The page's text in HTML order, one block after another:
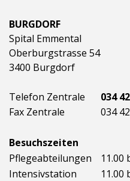
BURGDORF
Spital Emmental
Oberburgstrasse 54
3400 Burgdorf
Telefon Zentrale
034
Fax Zentrale
034
Besuchszeiten
Pflegeabteilungen
11.00
Intensivstation
11.00